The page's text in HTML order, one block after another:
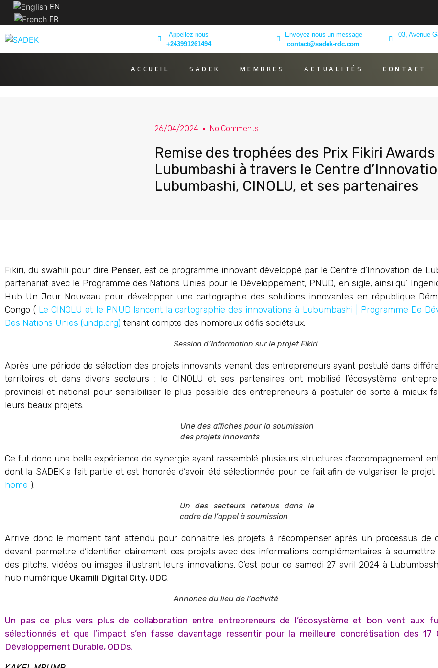
EN
FR
Appellez-nous
+243991261494
Envoyez-nous un message
contact@sadek-rdc.com
03, Avenue
ACCUEIL SADEK MEMBRES ACTUALITÉS CONTACT
26/04/2024 No Comments
Remise des trophées des Prix Fikiri Awards
Lubumbashi à travers le Centre
Lubumbashi, CINOLU, et ses partenaires
Fikiri, du swahili pour dire Penser, est ce programme innovant développé par le Centre d’Innovation de
partenariat avec le Programme des Nations Unies pour le Développement, PNUD, en sigle, ainsi qu’
Hub Un Jour Nouveau pour développer une cartographie des solutions innovantes en république
Congo ( Le CINOLU et le PNUD lancent la cartographie des innovations à Lubumbashi | Programme De
Des Nations Unies (undp.org) tenant compte des nombreux défis sociétaux.
Session d’Information sur le projet Fikiri
Après une période de sélection des projets innovants venant des entrepreneurs ayant postulé dans
territoires et dans divers secteurs ; le CINOLU et ses partenaires ont mobilisé l’écosystème
provincial et national pour sensibiliser le plus possible des entrepreneurs à postuler de sorte à mieux
leurs beaux projets.
Une des affiches pour la soumission
des projets innovants
Ce fut donc une belle expérience de synergie ayant rassemblé plusieurs structures d’accompagnement
dont la SADEK a fait partie et est honorée d’avoir été sélectionnée pour ce fait afin de vulgariser le projet
home ).
Un des secteurs retenus dans le
cadre de l’appel à soumission
Arrive donc le moment tant attendu pour connaitre les projets à récompenser après un processus de
devant permettre d’identifier clairement ces projets avec des informations complémentaires à
des pitchs, vidéos ou images illustrant leurs innovations. C’est pour ce samedi 27 avril 2024 à
hub numérique Ukamili Digital City, UDC.
Annonce du lieu de l’activité
Un pas de plus vers plus de collaboration entre entrepreneurs de l’écosystème et bon vent aux
sélectionnés et que l’impact s’en fasse davantage ressentir pour la meilleure concrétisation des 17
Développement Durable, ODDs.